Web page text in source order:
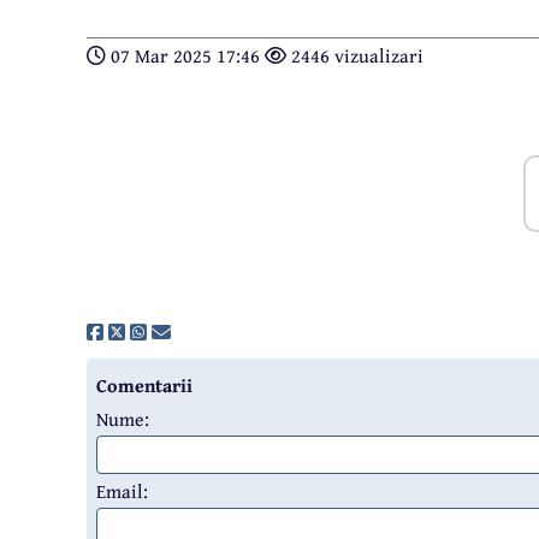
07 Mar 2025 17:46 2446 vizualizari
Comentarii
Nume:
Email: